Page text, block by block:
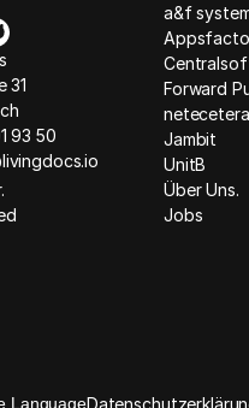
31
93 50
a&f
Forward
Jambit
UnitB
Über Uns.
Jobs
Language